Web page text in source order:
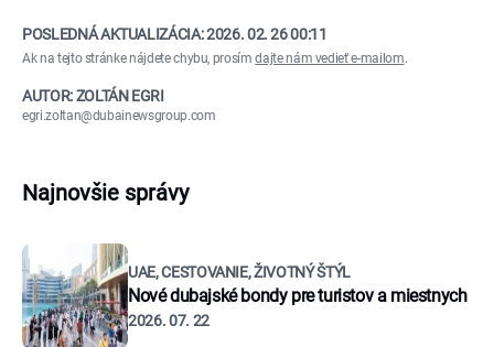
POSLEDNÁ AKTUALIZÁCIA:2026. 02. 26 00:11
Ak na tejto stránke nájdete chybu, prosímdajte nám vedieť e-mailom.
AUTOR: ZOLTÁN EGRI
egri.zoltan@dubainewsgroup.com
Najnovšie správy
UAE, CESTOVANIE, ŽIVOTNÝ ŠTÝL
Nové dubajské bondy pre turistov a miestnych
2026. 07. 22